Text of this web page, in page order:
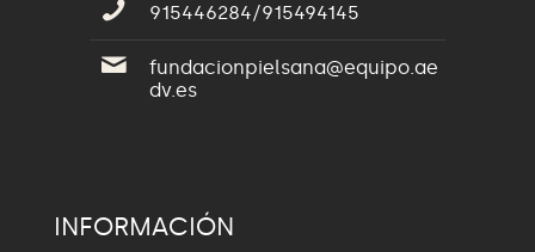
915446284/915494145
fundacionpielsana@equipo.ae
dv.es
INFORMACIÓN